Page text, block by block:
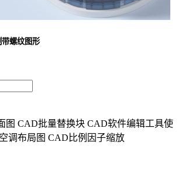
螺纹图形
图 CAD批量替换块 CAD软件编辑工具使
调布局图 CAD比例因子缩放